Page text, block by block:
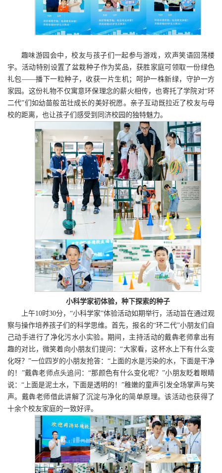
趣味游园会中，校友与孩子们一起参与游戏，欢声笑语回荡楼
宇。活动特别设置了盆栽种子作为奖品，获胜家庭可领取一份绿色
礼包——播下一粒种子，收获一片生机；呵护一株新绿，守护一方
家园。这份礼物不仅寓意环保理念的薪火相传，也寄托了学院对“环
二代”们如幼苗般茁壮成长的美好祝愿。亲子互动既拉近了校友与母
校的距离，也让孩子们感受到同济校园的独特魅力。
小科学家初体验，种下探索的种子
上午10时30分，“小科学家”体验活动如期举行，活动旨在通过观
察与操作培养孩子们的科学思维。首先，报名的“环二代”小朋友们自
己动手进行了净化污水小实验。期间，主持活动的戴犇老师拿出有
趣的对比，微笑着向小朋友们提问：“大家看，这杯水上下有什么变
化呀？”一位四岁的小朋友抢答：“上面的水是污染的水，下面是干净
的！”戴犇老师点头追问：“那颜色有什么变化呢？”小朋友眨着眼睛
说：“上面是泥土水，下面是透明的！”稚嫩的童声引发全场掌声与笑
声。戴犇老师借此讲解了沉淀与净化的简单原理。该活动也获得了
十余个校友家庭的一致好评。